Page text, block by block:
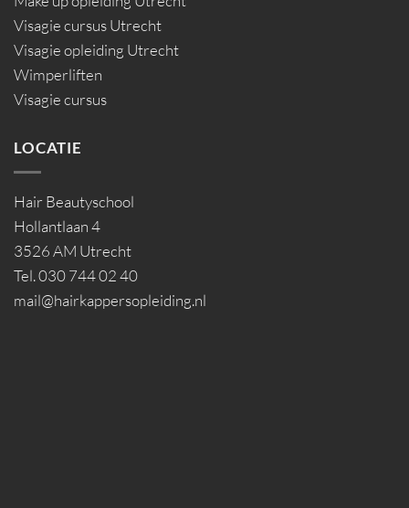
Visagie cursus Utrecht
Visagie opleiding Utrecht
Wimperliften
Visagie cursus
LOCATIE
Hair Beautyschool
Hollantlaan 4
3526 AM Utrecht
Tel. 030 744 02 40
mail@hairkappersopleiding.nl